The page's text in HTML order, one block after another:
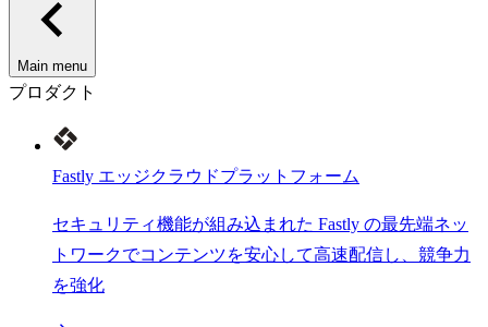
Main menu
プロダクト
Fastly エッジクラウドプラットフォーム
セキュリティ機能が組み込まれた Fastly の最先端ネッ
トワークでコンテンツを安心して高速配信し、競争力
を強化